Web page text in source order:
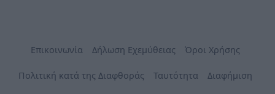
Επικοινωνία Δήλωση Εχεμύθειας Όροι Χρήσης
Πολιτική κατά της Διαφθοράς Ταυτότητα Διαφήμιση